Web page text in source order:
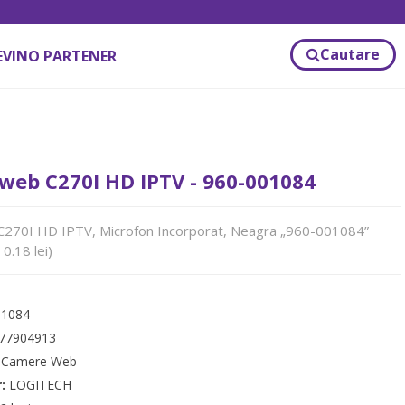
PARTENER Cautare
C270I HD IPTV - 960-001084
HD IPTV, Microfon Incorporat, Neagra „960-001084”
lei)
Camere Web
LOGITECH